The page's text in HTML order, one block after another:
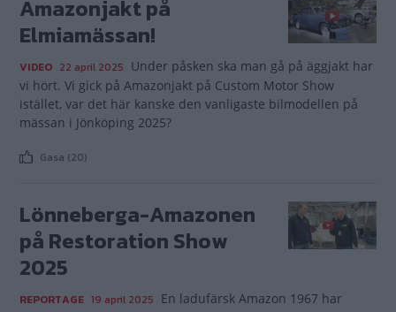
Amazonjakt på
Elmiamässan!
VIDEO 22 april 2025 Under påsken ska man gå på äggjakt har
vi hört. Vi gick på Amazonjakt på Custom Motor Show
istället, var det här kanske den vanligaste bilmodellen på
mässan i Jönköping 2025?
Gasa (20)
Lönneberga-Amazonen
på Restoration Show
2025
REPORTAGE 19 april 2025 En ladufärsk Amazon 1967 har